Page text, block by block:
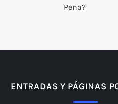
Pena?
ENTRADAS Y PÁGINAS